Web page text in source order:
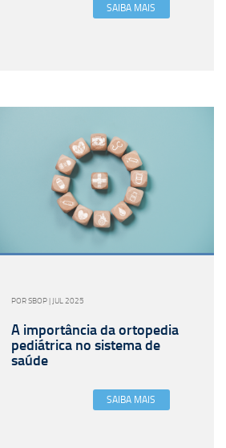
SAIBA MAIS
POR SBOP | JUL 2025
A importância da ortopedia
pediátrica no sistema de
saúde
SAIBA MAIS